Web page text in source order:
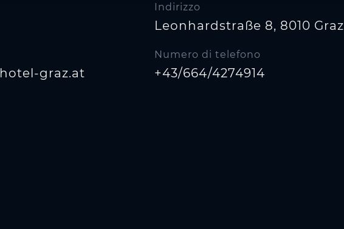
Indirizzo
Leonhardstraße 8, 8010 Graz
graz.at
Numero di telefono
+43/664/4274914